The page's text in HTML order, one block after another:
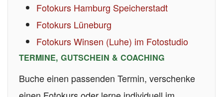
Fotokurs Hamburg Speicherstadt
Fotokurs Lüneburg
Fotokurs Winsen (Luhe) im Fotostudio
TERMINE, GUTSCHEIN & COACHING
Buche einen passenden Termin, verschenke